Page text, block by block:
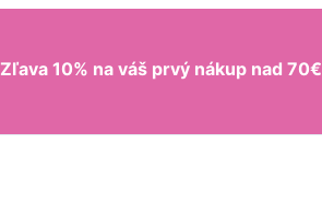
Zľava 10% na váš prvý nákup nad 70€